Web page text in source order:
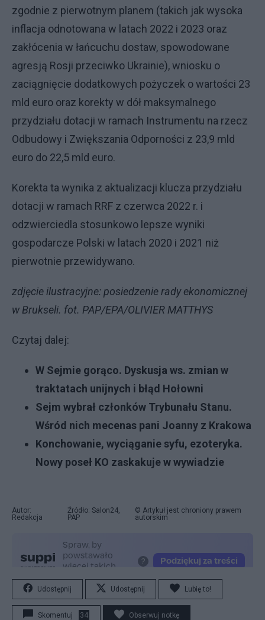
zgodnie z pierwotnym planem (takich jak wysoka
inflacja odnotowana w latach 2022 i 2023 oraz
zakłócenia w łańcuchu dostaw, spowodowane
agresją Rosji przeciwko Ukrainie), wniosku o
zaciągnięcie dodatkowych pożyczek o wartości 23
mld euro oraz korekty w dół maksymalnego
przydziału dotacji w ramach Instrumentu na rzecz
Odbudowy i Zwiększania Odporności z 23,9 mld
euro do 22,5 mld euro.
Korekta ta wynika z aktualizacji klucza przydziału
dotacji w ramach RRF z czerwca 2022 r. i
odzwierciedla stosunkowo lepsze wyniki
gospodarcze Polski w latach 2020 i 2021 niż
pierwotnie przewidywano.
zdjęcie ilustracyjne: posiedzenie rady ekonomicznej
w Brukseli. fot. PAP/EPA/OLIVIER MATTHYS
Czytaj dalej:
W Sejmie gorąco. Dyskusja ws. zmian w
traktatach unijnych i błąd Hołowni
Sejm wybrał członków Trybunału Stanu.
Wśród nich mecenas pani Joanny z Krakowa
Konchowanie, wyciąganie syfu, ezoteryka.
Nowy poseł KO zaskakuje w wywiadzie
Autor:
Redakcja
Źródło: Salon24,
PAP
© Artykuł jest chroniony prawem
autorskim
Udostępnij Udostępnij Lubię to!
Skomentuj 34 Obserwuj notkę